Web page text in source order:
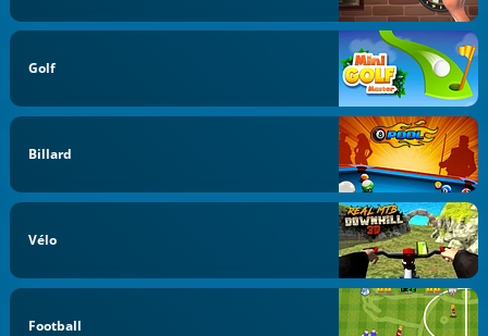
Golf
Billard
Vélo
Football